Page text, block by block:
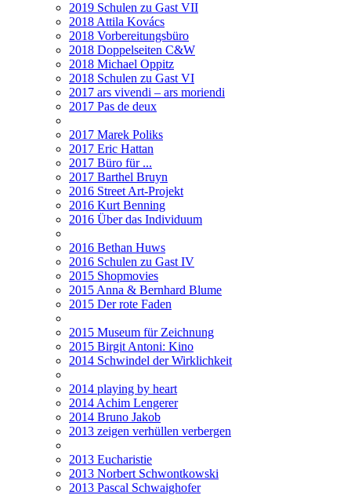
2019 Schulen zu Gast VII
2018 Attila Kovács
2018 Vorbereitungsbüro
2018 Doppelseiten C&W
2018 Michael Oppitz
2018 Schulen zu Gast VI
2017 ars vivendi – ars moriendi
2017 Pas de deux
2017 Marek Poliks
2017 Eric Hattan
2017 Büro für ...
2017 Barthel Bruyn
2016 Street Art-Projekt
2016 Kurt Benning
2016 Über das Individuum
2016 Bethan Huws
2016 Schulen zu Gast IV
2015 Shopmovies
2015 Anna & Bernhard Blume
2015 Der rote Faden
2015 Museum für Zeichnung
2015 Birgit Antoni: Kino
2014 Schwindel der Wirklichkeit
2014 playing by heart
2014 Achim Lengerer
2014 Bruno Jakob
2013 zeigen verhüllen verbergen
2013 Eucharistie
2013 Norbert Schwontkowski
2013 Pascal Schwaighofer